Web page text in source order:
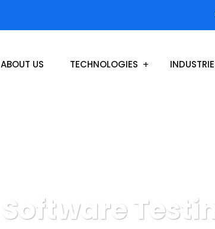
ABOUT US TECHNOLOGIES
Software